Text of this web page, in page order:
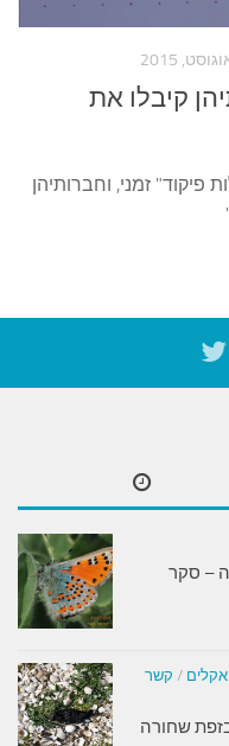
קיבלו את
פיקוד" זמני, וחברותיהן
– סקר
/ קשר
שחורה